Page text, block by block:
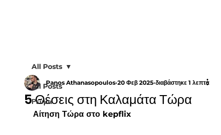
All Posts
Ρεύμα
All Posts
5 Θέσεις στη Καλαμάτα Τώρα
Panos Athanasopoulos 20 Φεβ 2025 διαβάστηκε 1 λεπτά
Αίτηση Τώρα στο kepflix